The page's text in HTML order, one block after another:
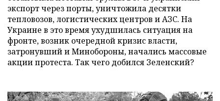
экспорт через порты, уничтожила десятки
тепловозов, логистических центров и АЗС. На
Украине в это время ухудшилась ситуация на
фронте, возник очередной кризис власти,
затронувший и Минобороны, начались массовые
акции протеста. Так чего добился Зеленский?